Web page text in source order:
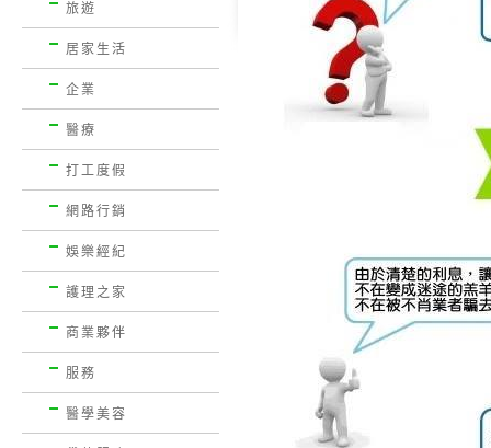
旅遊
居家生活
企業
醫療
打工度假
網路行銷
娛樂經紀
護理之家
商業夥伴
服務
醫學美容